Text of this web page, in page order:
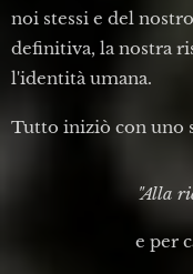
noi stessi e del
definitiva, la nostra
l'identità umana.
Tutto iniziò con uno
"Alla
e per